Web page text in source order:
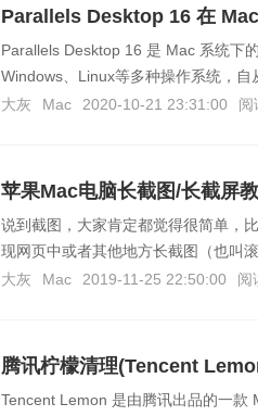
Parallels Desktop 16 在
Parallels Desktop 16 是 Mac 系统下
Windows、Linux等多种操作系统，自
大灰
Mac 2020-10-21 23:31:00 阅
苹果Mac电脑长截图/长截屏
说到截图，大家肯定都觉得很简单，
现网页中或者其他地方长截图（也叫
大灰
Mac 2019-11-25 22:50:00 阅
腾讯柠檬清理(Tencent
Tencent Lemon 是由腾讯出品的一款